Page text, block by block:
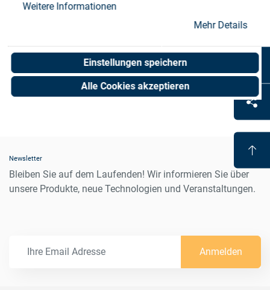
Weitere Informationen
Mehr Details
Einstellungen speichern
Alle Cookies akzeptieren
INVALID Coat.-Click Fee-Parts-Oph(0 results)
Newsletter
Bleiben Sie auf dem Laufenden! Wir informieren Sie über
unsere Produkte, neue Technologien und Veranstaltungen.
Anmelden